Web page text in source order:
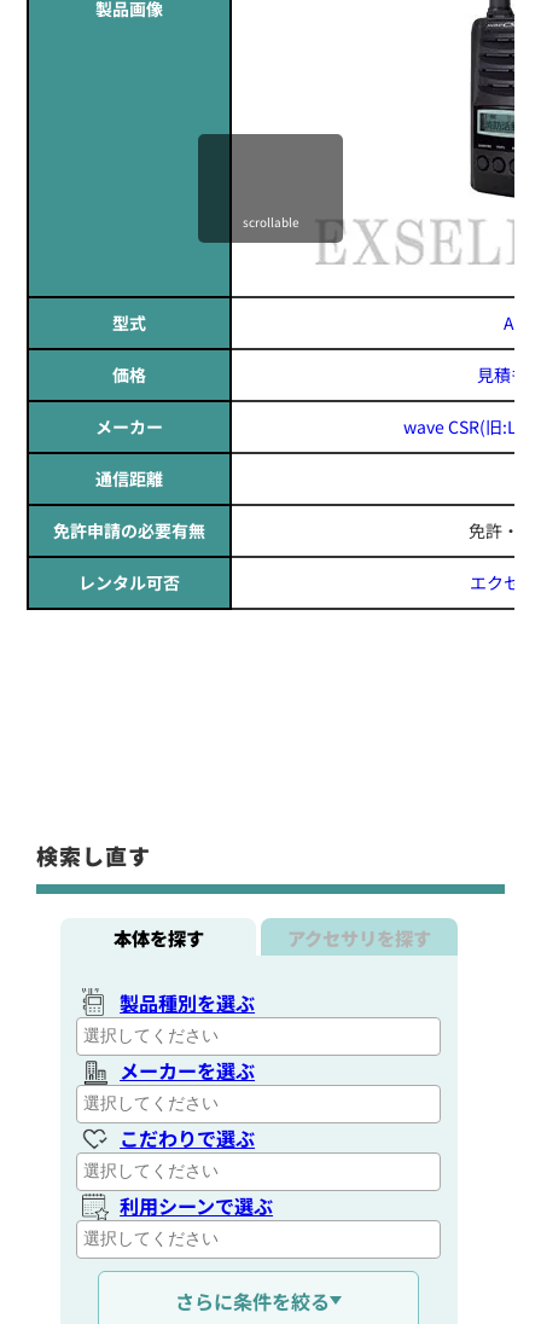
製品画像
型式
価格 見積も
メーカー wave CSR(旧
通信距離
免許申請の必要有無 免許・
レンタル可否 エクセ
scrollable
検索し直す
本体を探す アクセサリを探す
製品種別を選ぶ
メーカーを選ぶ
こだわりで選ぶ
利用シーンで選ぶ
通信距離を選ぶ
さらに条件を絞る